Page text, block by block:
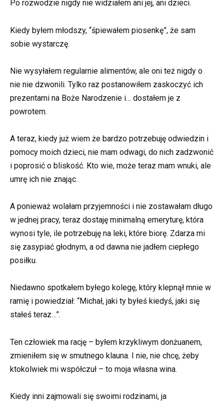
Po rozwodzie nigdy nie widziałem ani jej, ani dzieci.
Kiedy byłem młodszy, “śpiewałem piosenkę”, że sam
sobie wystarczę.
Nie wysyłałem regularnie alimentów, ale oni też nigdy o
nie nie dzwonili. Tylko raz postanowiłem zaskoczyć ich
prezentami na Boże Narodzenie i… dostałem je z
powrotem.
A teraz, kiedy już wiem że bardzo potrzebuję odwiedzin i
pomocy moich dzieci, nie mam odwagi, do nich zadzwonić
i poprosić o bliskość. Kto wie, może teraz mam wnuki, ale
umrę ich nie znając.
A ponieważ wolałam przyjemności i nie zostawałam długo
w jednej pracy, teraz dostaję minimalną emeryturę, która
wynosi tyle, ile potrzebuję na leki, które biorę. Zdarza mi
się zasypiać głodnym, a od dawna nie jadłem ciepłego
posiłku.
Niedawno spotkałem byłego kolegę, który klepnął mnie w
ramię i powiedział: “Michał, jaki ty byłeś kiedyś, jaki się
stałeś teraz…”.
Ten człowiek ma rację – byłem krzykliwym donżuanem,
zmieniłem się w smutnego klauna. I nie, nie chcę, żeby
ktokolwiek mi współczuł – to moja własna wina.
Kiedy inni zajmowali się swoimi rodzinami, ja